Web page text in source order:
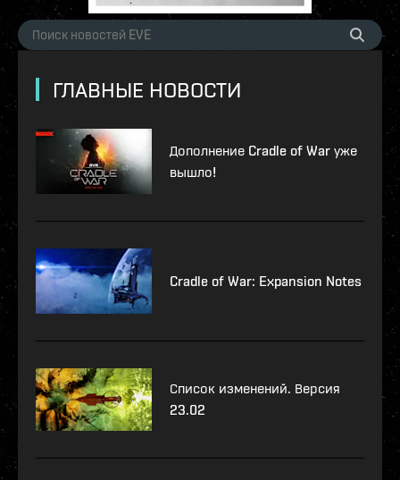
ГЛАВНЫЕ НОВОСТИ
Дополнение Cradle of War уже
вышло!
Cradle of War: Expansion Notes
Список изменений. Версия
23.02